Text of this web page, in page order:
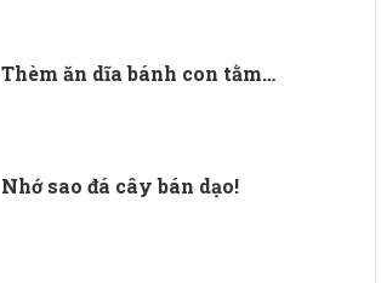
Thèm ăn dĩa bánh con tằm…
Nhớ sao đá cây bán dạo!